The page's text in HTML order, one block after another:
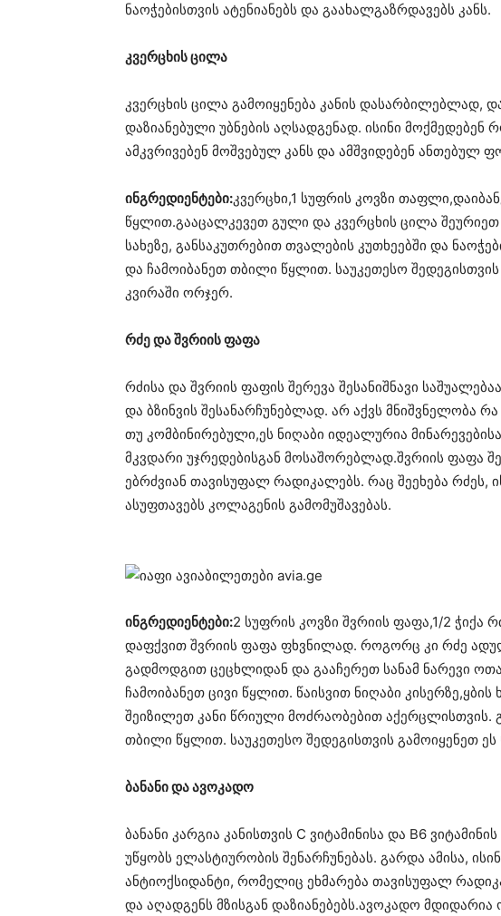
ნაოჭებისთვის ატენიანებს და გაახალგაზრდავებს კანს.
კვერცხის ცილა
კვერცხის ცილა გამოიყენება კანის დასარბილებლად,
დაზიანებული უბნების აღსადგენად. ისინი
ამკვრივებენ მოშვებულ კანს და ამშვიდებენ ანთებულ
ინგრედიენტები:კვერცხი,1 სუფრის კოვზი
წყლით.გააცალკევეთ გული და კვერცხის ცილა
სახეზე, განსაკუთრებით თვალების კუთხეებში და
და ჩამოიბანეთ თბილი წყლით. საუკეთესო
კვირაში ორჯერ.
რძე და შვრიის ფაფა
რძისა და შვრიის ფაფის შერევა შესანიშნავი
და ბზინვის შესანარჩუნებლად. არ აქვს მნიშვნელობა
თუ კომბინირებული,ეს ნიღაბი იდეალურია
მკვდარი უჯრედებისგან მოსაშორებლად.შვრიის ფაფა
ებრძვიან თავისუფალ რადიკალებს. რაც შეეხება რძეს,
ასუფთავებს კოლაგენის გამომუშავებას.
ინგრედიენტები:2 სუფრის კოვზი შვრიის ფაფა,1/2 ჭიქა
დაფქვით შვრიის ფაფა ფხვნილად. როგორც კი რძე
გადმოდგით ცეცხლიდან და გააჩერეთ სანამ ნარევი
ჩამოიბანეთ ცივი წყლით. წაისვით ნიღაბი
შეიზილეთ კანი წრიული მოძრაობებით აქერცლისთვის.
თბილი წყლით. საუკეთესო შედეგისთვის გამოიყენეთ ეს
ბანანი და ავოკადო
ბანანი კარგია კანისთვის C ვიტამინისა და B6
უწყობს ელასტიურობის შენარჩუნებას. გარდა ამისა,
ანტიოქსიდანტი, რომელიც ეხმარება თავისუფალ
და აღადგენს მზისგან დაზიანებებს.ავოკადო მდიდარია